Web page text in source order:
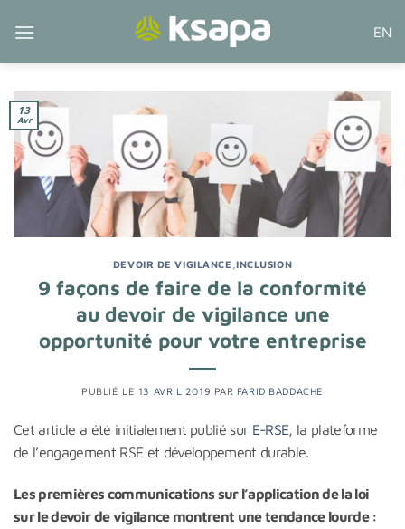
EN
13
Avr
DEVOIR DE VIGILANCE ,INCLUSION
9 façons de faire de la conformité
au devoir de vigilance une
opportunité pour votre entreprise
PUBLIÉ LE 13 AVRIL 2019 PAR FARID BADDACHE
Cet article a été initialement publié sur E-RSE, la plateforme
de l’engagement RSE et développement durable.
Les premières communications sur l’application de la loi
sur le devoir de vigilance montrent une tendance lourde :